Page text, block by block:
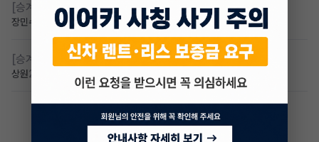
[승계찾아줘] 만 23세 무심사
장민수 3일 전조회 60 댓글 1
[승계찾아줘] 만24세 무보증 승계 구합니다
상원2일 전